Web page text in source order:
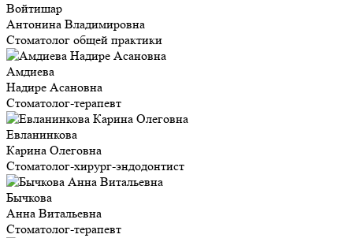
Войтишар
Антонина Владимировна
Стоматолог общей практики
Амдиева
Надире Асановна
Стоматолог-терапевт
Евланинкова
Карина Олеговна
Стоматолог-хирург-эндодонтист
Бычкова
Анна Витальевна
Стоматолог-терапевт